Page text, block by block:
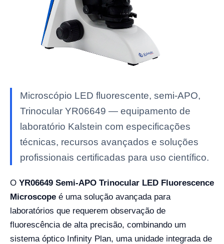
Microscópio LED fluorescente, semi-APO,
Trinocular YR06649 — equipamento de
laboratório Kalstein com especificações
técnicas, recursos avançados e soluções
profissionais certificadas para uso científico.
O YR06649 Semi-APO Trinocular LED Fluorescence
Microscope é uma solução avançada para
laboratórios que requerem observação de
fluorescência de alta precisão, combinando um
sistema óptico Infinity Plan, uma unidade integrada de